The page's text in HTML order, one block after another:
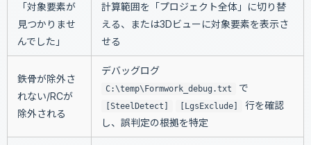
「対象要素が
見つかりませ
んでした」
計算範囲を「プロジェクト全体」に切り替
える、または3Dビューに対象要素を表示さ
せる
鉄骨が除外さ
れない/RCが
除外される
デバッグログ
C:\temp\Formwork_debug.txt で
[SteelDetect] [LgsExclude]
行を確認
し、誤判定の根拠を特定